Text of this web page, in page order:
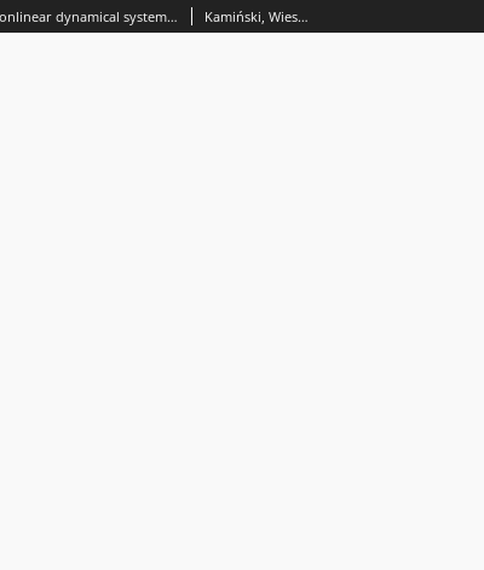
Correlation functions of nonlinear dynamical systems and methods of quantum field theory Kamiński, Wiesław Andrzej (1949- ); Linkevich, Aleksander D.